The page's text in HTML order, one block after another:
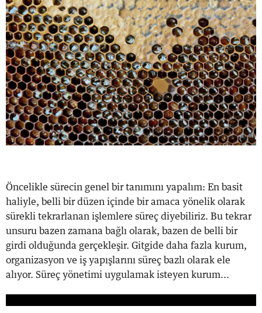
Öncelikle sürecin genel bir tanımını yapalım: En basit
haliyle, belli bir düzen içinde bir amaca yönelik olarak
sürekli tekrarlanan işlemlere süreç diyebiliriz. Bu tekrar
unsuru bazen zamana bağlı olarak, bazen de belli bir
girdi olduğunda gerçekleşir. Gitgide daha fazla kurum,
organizasyon ve iş yapışlarını süreç bazlı olarak ele
alıyor. Süreç yönetimi uygulamak isteyen kurum...